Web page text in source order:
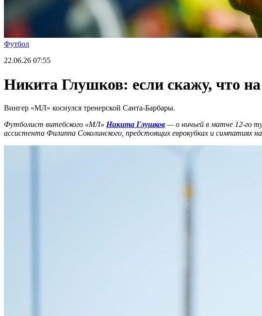
Футбол
22.06.26 07:55
Никита Глушков: если скажу, что на
Вингер «МЛ» коснулся тренерской Санта-Барбары.
Футболист витебского «МЛ» Никита Глушков — о ничьей в матче 12-го
ассистента Филиппа Соколинского, предстоящих еврокубках и симпатиях